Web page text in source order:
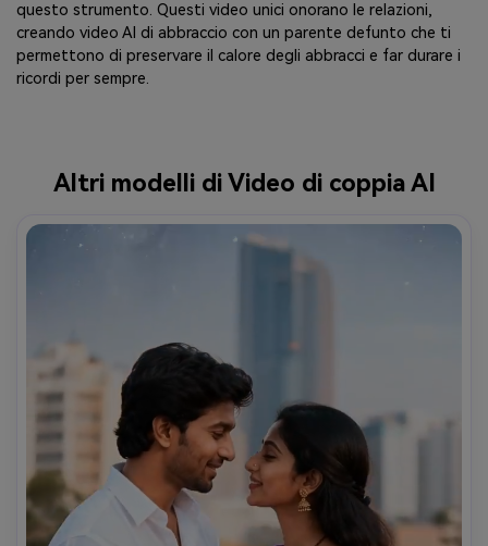
questo strumento. Questi video unici onorano le relazioni,
creando video AI di abbraccio con un parente defunto che ti
permettono di preservare il calore degli abbracci e far durare i
ricordi per sempre.
Altri modelli di Video di coppia AI